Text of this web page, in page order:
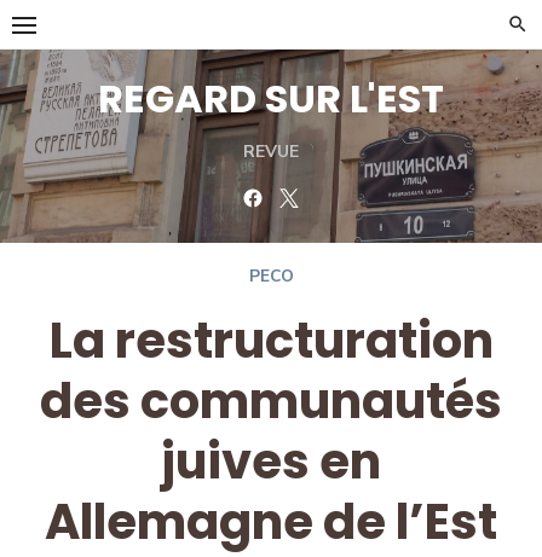
Skip
to
content
REGARD SUR L'EST
REVUE
FacebookTwitter
PECO
La restructuration
des communautés
juives en
Allemagne de l’Est